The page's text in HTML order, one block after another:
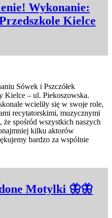
Wykonanie:
Kielce
Sówek i Pszczółek
Kielce – ul. Piekoszowska.
wcieliły się w swoje role,
recytatorskimi, muzycznymi
spośród wszystkich naszych
kilku aktorów
bardzo za wspólnie
Motylki 🦋🦋